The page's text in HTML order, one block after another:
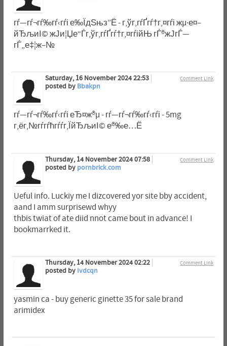
гѓ—гѓ¬гѓ‰гѓ‹гѓі е‰ЇдЅњз”Ё - г‚ўг‚­гѓҐгѓ†г‚¤гѓі жµ·е¤–
йЂљиІ© ж­Ји¦Џе“Ѓг‚ўг‚­гѓҐгѓ†г‚¤гѓійЊ гЃ®ж­ЈгЃ—
гЃ„е‡¦ж–№
Comment Link
Saturday, 16 November 2024 22:53
posted by Bbakpn
гѓ—гѓ¬гѓ‰гѓ‹гѓі еЂ¤ж®µ - гѓ—гѓ¬гѓ‰гѓ‹гѓі - 5mg
г‚ёг‚№гѓ­гѓћгѓѓг‚ЇйЂљиІ© е®‰е…Ё
Comment Link
Thursday, 14 November 2024 07:58
posted by pornbrick.com
Ueful info. Luckiy me I dizcovered yor site bby accident,
aand I amm surprisewd whyy
thbis twiat of ate diid nnot came bout in advance! I
bookmarrked it.
Comment Link
Thursday, 14 November 2024 02:22
posted by Ivdcqn
yasmin ca - buy generic ginette 35 for sale brand
arimidex